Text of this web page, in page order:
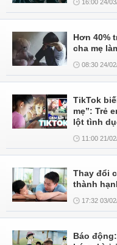
16:00 24/
Hơn 40%
cha mẹ
08:30 24/
TikTok
mẹ”: Trẻ
lột tình
11:00 21/
Thay đổi
thành
17:32 03/
Báo